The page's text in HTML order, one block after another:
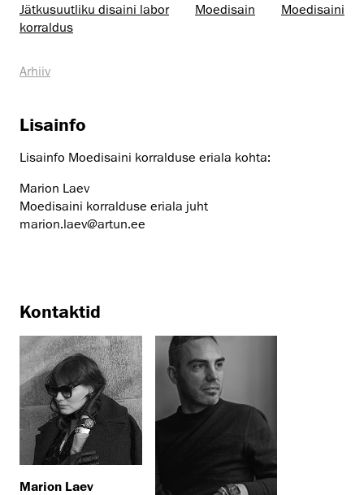
Jätkusuutliku disaini labor
Moedisain
Moedisaini
korraldus
Arhiiv
Lisainfo
Lisainfo Moedisaini korralduse eriala kohta:
Marion Laev
Moedisaini korralduse eriala juht
marion.laev@artun.ee
Kontaktid
Marion Laev